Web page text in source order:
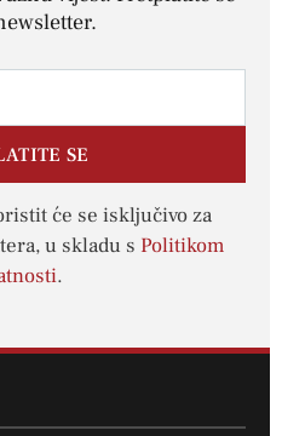
SE
će se isključivo za
u skladu s Politikom
.